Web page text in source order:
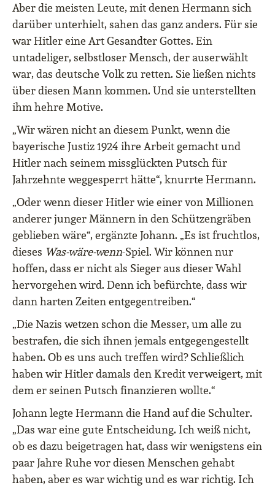
Aber die meisten Leute, mit denen Hermann sich
darüber unterhielt, sahen das ganz anders. Für sie
war Hitler eine Art Gesandter Gottes. Ein
untadeliger, selbstloser Mensch, der auserwählt
war, das deutsche Volk zu retten. Sie ließen nichts
über diesen Mann kommen. Und sie unterstellten
ihm hehre Motive.
„Wir wären nicht an diesem Punkt, wenn die
bayerische Justiz 1924 ihre Arbeit gemacht und
Hitler nach seinem missglückten Putsch für
Jahrzehnte weggesperrt hätte“, knurrte Hermann.
„Oder wenn dieser Hitler wie einer von Millionen
anderer junger Männern in den Schützengräben
geblieben wäre“, ergänzte Johann. „Es ist fruchtlos,
dieses Was-wäre-wenn-Spiel. Wir können nur
hoffen, dass er nicht als Sieger aus dieser Wahl
hervorgehen wird. Denn ich befürchte, dass wir
dann harten Zeiten entgegentreiben.“
„Die Nazis wetzen schon die Messer, um alle zu
bestrafen, die sich ihnen jemals entgegengestellt
haben. Ob es uns auch treffen wird? Schließlich
haben wir Hitler damals den Kredit verweigert, mit
dem er seinen Putsch finanzieren wollte.“
Johann legte Hermann die Hand auf die Schulter.
„Das war eine gute Entscheidung. Ich weiß nicht,
ob es dazu beigetragen hat, dass wir wenigstens ein
paar Jahre Ruhe vor diesen Menschen gehabt
haben, aber es war wichtig und es war richtig. Ich